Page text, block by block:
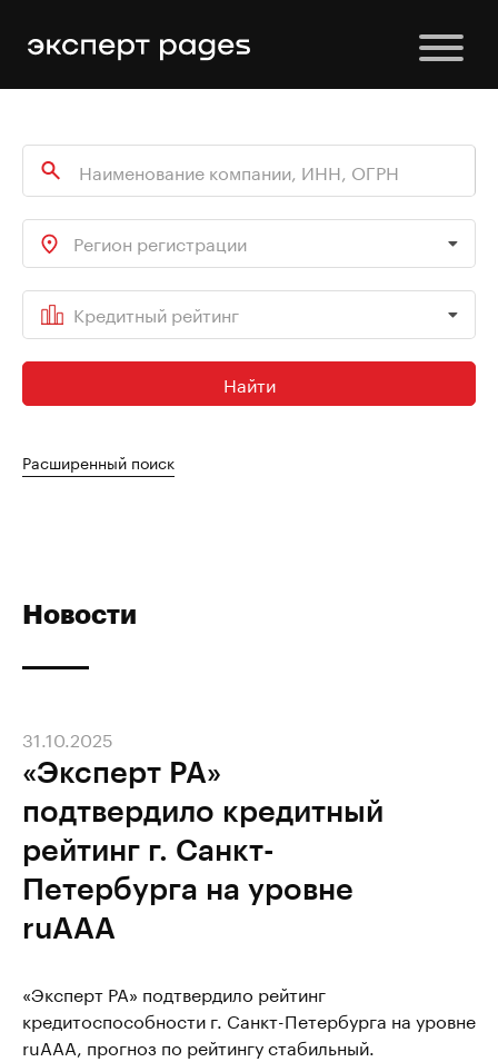
Регион регистрации
Кредитный рейтинг
Найти
Расширенный поиск
Новости
«Эксперт РА»
подтвердило кредитный
рейтинг г. Санкт-
Петербурга на уровне
ruАAA
31.10.2025
«Эксперт РА» подтвердило рейтинг
кредитоспособности г. Санкт-Петербурга на уровне
ruАAA, прогноз по рейтингу стабильный.